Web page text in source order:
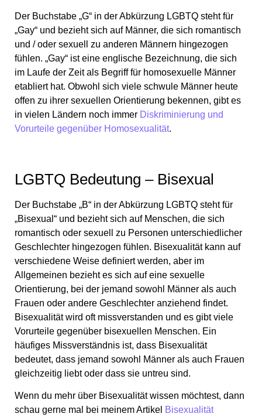
Der Buchstabe „G“ in der Abkürzung LGBTQ steht für
„Gay“ und bezieht sich auf Männer, die sich romantisch
und / oder sexuell zu anderen Männern hingezogen
fühlen. „Gay“ ist eine englische Bezeichnung, die sich
im Laufe der Zeit als Begriff für homosexuelle Männer
etabliert hat. Obwohl sich viele schwule Männer heute
offen zu ihrer sexuellen Orientierung bekennen, gibt es
in vielen Ländern noch immer Diskriminierung und
Vorurteile gegenüber Homosexualität.
LGBTQ Bedeutung – Bisexual
Der Buchstabe „B“ in der Abkürzung LGBTQ steht für
„Bisexual“ und bezieht sich auf Menschen, die sich
romantisch oder sexuell zu Personen unterschiedlicher
Geschlechter hingezogen fühlen. Bisexualität kann auf
verschiedene Weise definiert werden, aber im
Allgemeinen bezieht es sich auf eine sexuelle
Orientierung, bei der jemand sowohl Männer als auch
Frauen oder andere Geschlechter anziehend findet.
Bisexualität wird oft missverstanden und es gibt viele
Vorurteile gegenüber bisexuellen Menschen. Ein
häufiges Missverständnis ist, dass Bisexualität
bedeutet, dass jemand sowohl Männer als auch Frauen
gleichzeitig liebt oder dass sie untreu sind.
Wenn du mehr über Bisexualität wissen möchtest, dann
schau gerne mal bei meinem Artikel Bisexualität